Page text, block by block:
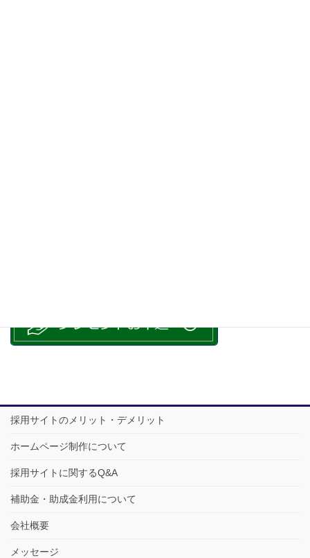
採用サイトのメリット・デメリット
ホームページ制作について
採用サイトに関するQ&A
補助金・助成金利用について
会社概要
メッセージ